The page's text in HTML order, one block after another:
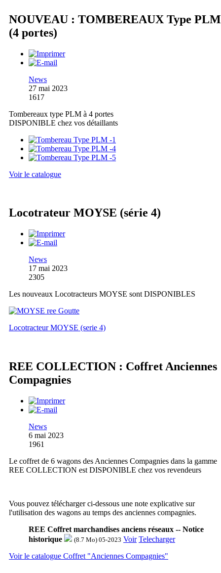
NOUVEAU : TOMBEREAUX Type PLM
(4 portes)
News
27 mai 2023
1617
Tombereaux type PLM à 4 portes
DISPONIBLE chez vos détaillants
Voir le catalogue
Locotrateur MOYSE (série 4)
News
17 mai 2023
2305
Les nouveaux Locotracteurs MOYSE sont DISPONIBLES
Locotracteur MOYSE (serie 4)
REE COLLECTION : Coffret Anciennes
Compagnies
News
6 mai 2023
1961
Le coffret de 6 wagons des Anciennes Compagnies dans la gamme
REE COLLECTION est DISPONIBLE chez vos revendeurs
Vous pouvez télécharger ci-dessous une note explicative sur
l'utilisation des wagons au temps des anciennes compagnies.
REE Coffret marchandises anciens réseaux -- Notice
historique
(8.7 Mo) 05-2023 Voir Telecharger
Voir le catalogue Coffret "Anciennes Compagnies"